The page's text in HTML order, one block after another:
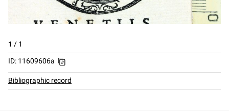
1 / 1
ID: 11609606a
Bibliographic record